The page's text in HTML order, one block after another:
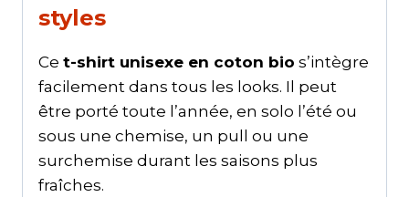
styles
Ce t-shirt unisexe en coton bio s’intègre
facilement dans tous les looks. Il peut
être porté toute l’année, en solo l’été ou
sous une chemise, un pull ou une
surchemise durant les saisons plus
fraîches.